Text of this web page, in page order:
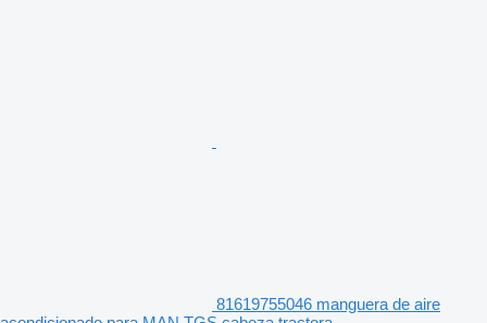
81619755046 manguera de aire